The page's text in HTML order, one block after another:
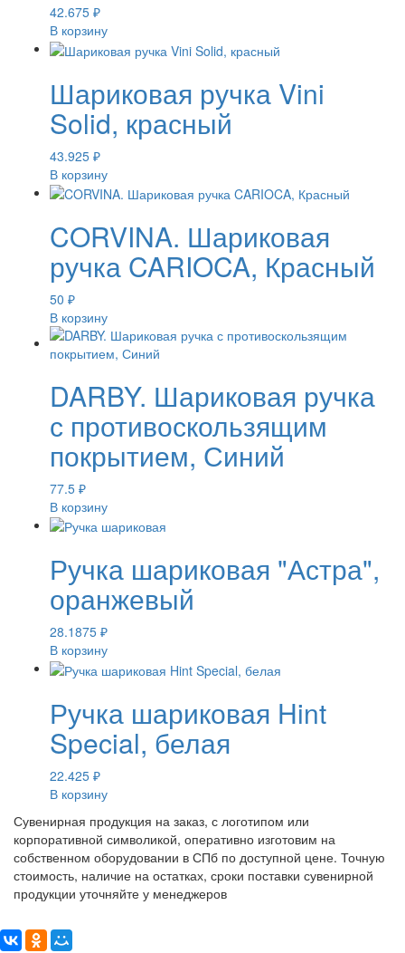
42.675 ₽
В корзину
Шариковая ручка Vini
Solid, красный
43.925 ₽
В корзину
CORVINA. Шариковая
ручка CARIOCA, Красный
50 ₽
В корзину
DARBY. Шариковая ручка
с противоскользящим
покрытием, Синий
77.5 ₽
В корзину
Ручка шариковая "Астра",
оранжевый
28.1875 ₽
В корзину
Ручка шариковая Hint
Special, белая
22.425 ₽
В корзину
Сувенирная продукция на заказ, с логотипом или
корпоративной символикой, оперативно изготовим на
собственном оборудовании в СПб по доступной цене. Точную
стоимость, наличие на остатках, сроки поставки сувенирной
продукции уточняйте у менеджеров